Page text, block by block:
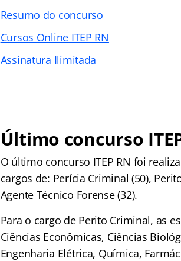
Resumo do concurso
Cursos Online ITEP RN
Assinatura Ilimitada
Último concurso
O último concurso ITEP RN foi
cargos de: Perícia Criminal (50),
Agente Técnico Forense (32).
Para o cargo de Perito Criminal, as
Ciências Econômicas, Ciências
Engenharia Elétrica, Química,